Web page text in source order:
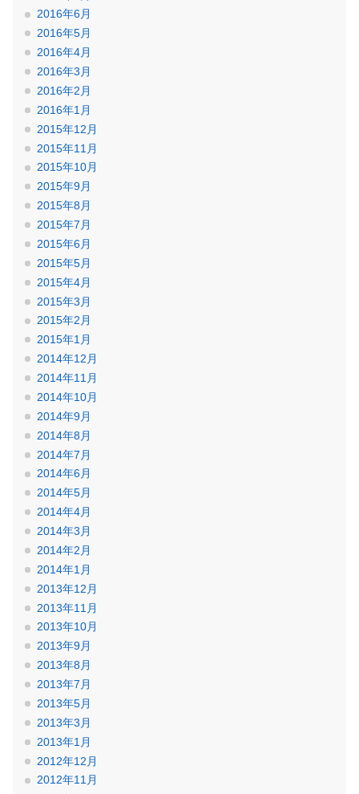
2016年6月
2016年5月
2016年4月
2016年3月
2016年2月
2016年1月
2015年12月
2015年11月
2015年10月
2015年9月
2015年8月
2015年7月
2015年6月
2015年5月
2015年4月
2015年3月
2015年2月
2015年1月
2014年12月
2014年11月
2014年10月
2014年9月
2014年8月
2014年7月
2014年6月
2014年5月
2014年4月
2014年3月
2014年2月
2014年1月
2013年12月
2013年11月
2013年10月
2013年9月
2013年8月
2013年7月
2013年5月
2013年3月
2013年1月
2012年12月
2012年11月